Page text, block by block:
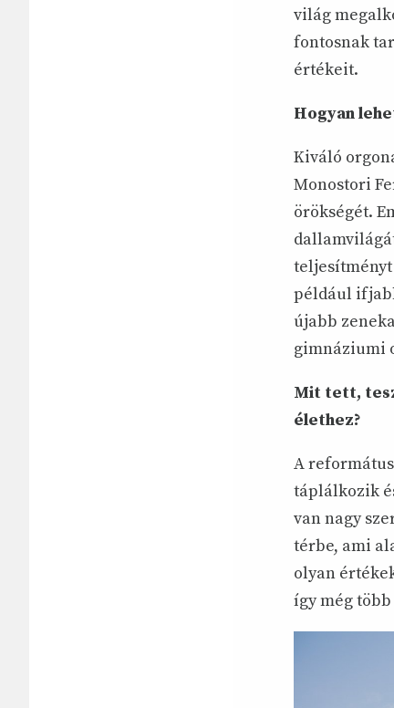
világ
fontosnak
értékeit.
Hogyan
Kiváló
Monostori
örökségét.
például
újabb
gimnáziumi
Mit tett,
élethez?
A
táplálkozik
van nagy
térbe, ami
olyan
így még